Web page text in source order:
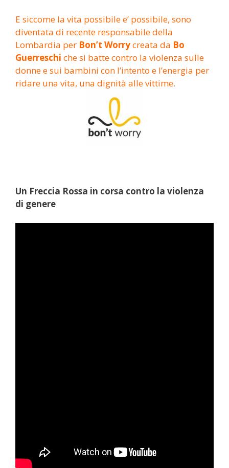
E siccome la vita possibile e’ possibile, sono
diventata di recente responsabile della
Lombardia per Bon’t Worrycreata da Bo
Guerreschi che si batte contro la violenza sulle
donne e sui bambini con l’intento e l’energia per
ridare una vita, una dignità alle vittime.
Un Freccia Rossa in corsa contro la violenza
di genere